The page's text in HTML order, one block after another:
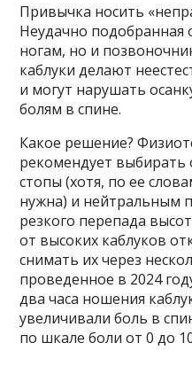
Привычка носить
Неудачно подобранная
ногам, но и
каблуки делают
и могут нарушать
болям в спине.
Какое решение?
рекомендует выбирать
стопы (хотя, по ее
нужна) и нейтральным
резкого перепада
от высоких каблуков
снимать их через
проведенное в 2024
два часа ношения
увеличивали боль в
по шкале боли от 0 до